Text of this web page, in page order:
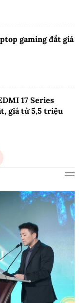
gaming đắt giá
17 Series
giá từ 5,5 triệu